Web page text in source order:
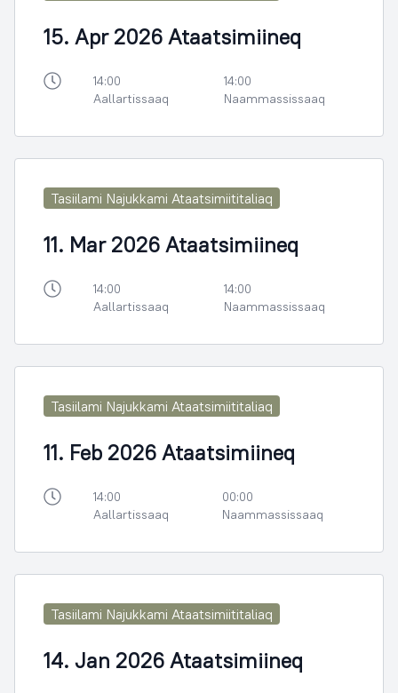
15. Apr 2026 Ataatsimiineq
14:00
Aallartissaaq
14:00
Naammassissaaq
Tasiilami Najukkami Ataatsimiititaliaq
11. Mar 2026 Ataatsimiineq
14:00
Aallartissaaq
14:00
Naammassissaaq
Tasiilami Najukkami Ataatsimiititaliaq
11. Feb 2026 Ataatsimiineq
14:00
Aallartissaaq
00:00
Naammassissaaq
Tasiilami Najukkami Ataatsimiititaliaq
14. Jan 2026 Ataatsimiineq